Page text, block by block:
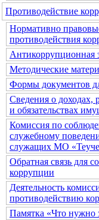
Противодействие
Нормативно
противодействия
Антикоррупционная
Методические
Формы документов
Сведения о доходах,
и обязательствах
Комиссия по
служебному
служащих МО
Обратная связь для
коррупции
Деятельность
противодействию
Памятка «Что нужно